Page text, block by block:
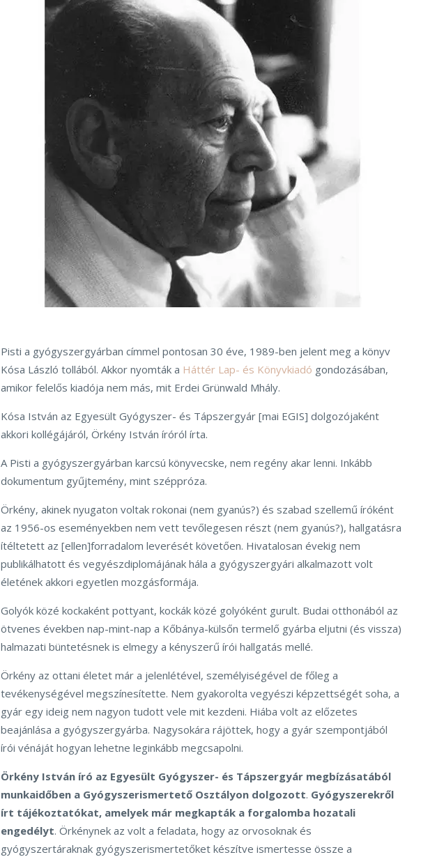
Pisti a gyógyszergyárban címmel pontosan 30 éve, 1989-ben jelent meg a könyv
Kósa László tollából. Akkor nyomták a Háttér Lap- és Könyvkiadó gondozásában,
amikor felelős kiadója nem más, mit Erdei Grünwald Mhály.
Kósa István az Egyesült Gyógyszer- és Tápszergyár [mai EGIS] dolgozójaként
akkori kollégájáról, Örkény István íróról írta.
A Pisti a gyógyszergyárban karcsú könyvecske, nem regény akar lenni. Inkább
dokumentum gyűjtemény, mint széppróza.
Örkény, akinek nyugaton voltak rokonai (nem gyanús?) és szabad szellemű íróként
az 1956-os eseményekben nem vett tevőlegesen részt (nem gyanús?), hallgatásra
ítéltetett az [ellen]forradalom leverését követően. Hivatalosan évekig nem
publikálhatott és vegyészdiplomájának hála a gyógyszergyári alkalmazott volt
életének akkori egyetlen mozgásformája.
Golyók közé kockaként pottyant, kockák közé golyóként gurult. Budai otthonából az
ötvenes években nap-mint-nap a Kőbánya-külsőn termelő gyárba eljutni (és vissza)
halmazati büntetésnek is elmegy a kényszerű írói hallgatás mellé.
Örkény az ottani életet már a jelenlétével, személyiségével de főleg a
tevékenységével megszínesítette. Nem gyakorolta vegyészi képzettségét soha, a
gyár egy ideig nem nagyon tudott vele mit kezdeni. Hiába volt az előzetes
beajánlása a gyógyszergyárba. Nagysokára rájöttek, hogy a gyár szempontjából
írói vénáját hogyan lehetne leginkább megcsapolni.
Örkény István író az Egyesült Gyógyszer- és Tápszergyár megbízásatából
munkaidőben a Gyógyszerismertető Osztályon dolgozott. Gyógyszerekről
írt tájékoztatókat, amelyek már megkapták a forgalomba hozatali
engedélyt. Örkénynek az volt a feladata, hogy az orvosoknak és
gyógyszertáraknak gyógyszerismertetőket készítve ismertesse össze a